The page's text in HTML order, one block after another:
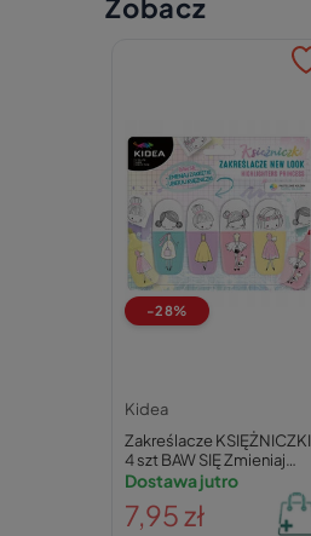
Zobacz
-28%
Kidea
Zakreślacze KSIĘŻNICZKI
4 szt BAW SIĘ Zmieniaj
Zakrętki Ubieraj
Dostawa jutro
7,95 zł